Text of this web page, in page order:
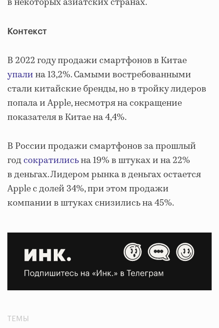
Контекст
В 2022 году продажи смартфонов в Китае
упалина 13,2%. Самыми востребованными
стали китайские бренды, но в тройку лидеров
попала и Apple, несмотря на сокращение
показателя в Китае на 4,4%.
В России продажи смартфонов за прошлый
годсократилисьна 19% в штуках и на 22%
в деньгах. Лидером рынка в деньгах остается
Apple с долей 34%, при этом продажи
компании в штуках снизились на 45%.
ТЕМЫ